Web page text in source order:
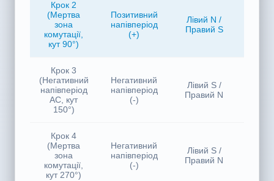
Крок 1
(Позитивний
напівперіод
AC, кут 30°)
Позитивний
напівперіод
(+)
Лівий N /
Правий S
(Мертва
зона
комутації,
кут 90°)
напівперіод
(+)
Правий S
(Негативний
напівперіод
AC, кут
150°)
напівперіод
(-)
Правий N